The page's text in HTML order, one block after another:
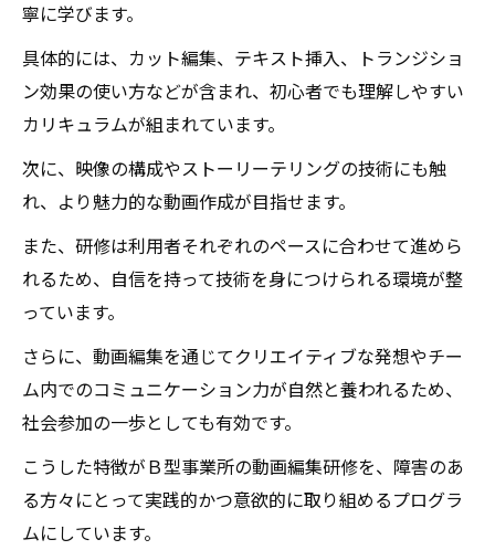
寧に学びます。
具体的には、カット編集、テキスト挿入、トランジショ
ン効果の使い方などが含まれ、初心者でも理解しやすい
カリキュラムが組まれています。
次に、映像の構成やストーリーテリングの技術にも触
れ、より魅力的な動画作成が目指せます。
また、研修は利用者それぞれのペースに合わせて進めら
れるため、自信を持って技術を身につけられる環境が整
っています。
さらに、動画編集を通じてクリエイティブな発想やチー
ム内でのコミュニケーション力が自然と養われるため、
社会参加の一歩としても有効です。
こうした特徴がＢ型事業所の動画編集研修を、障害のあ
る方々にとって実践的かつ意欲的に取り組めるプログラ
ムにしています。